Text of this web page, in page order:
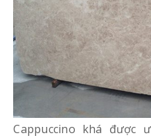
Cappuccino khá được